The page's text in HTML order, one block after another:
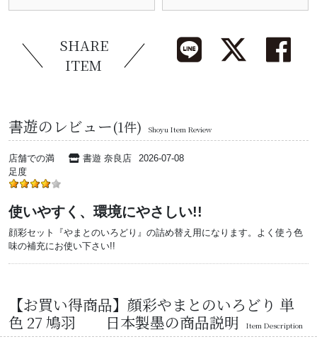
SHARE
ITEM
書遊のレビュー(1件) Shoyu Item Review
店舗での満
足度
書遊 奈良店 2026-07-08
使いやすく、環境にやさしい!!
顔彩セット『やまとのいろどり』の詰め替え用になります。よく使う色
味の補充にお使い下さい!!
【お買い得商品】顔彩やまとのいろどり 単
色 27 鳩羽 日本製墨の商品説明
Item Description